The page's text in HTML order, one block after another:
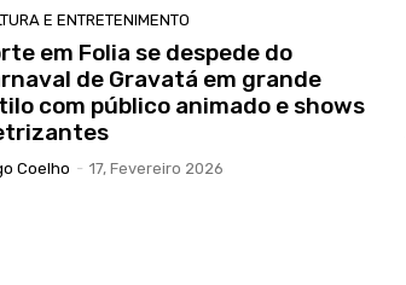
E ENTRETENIMENTO
em Folia se despede do
de Gravatá em grande
com público animado e shows
Coelho - 17, Fevereiro 2026